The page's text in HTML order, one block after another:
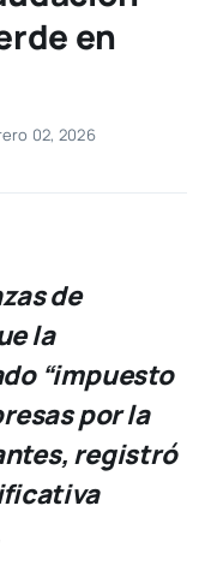
en
02, 2026
de
la
“impuesto
por la
registró